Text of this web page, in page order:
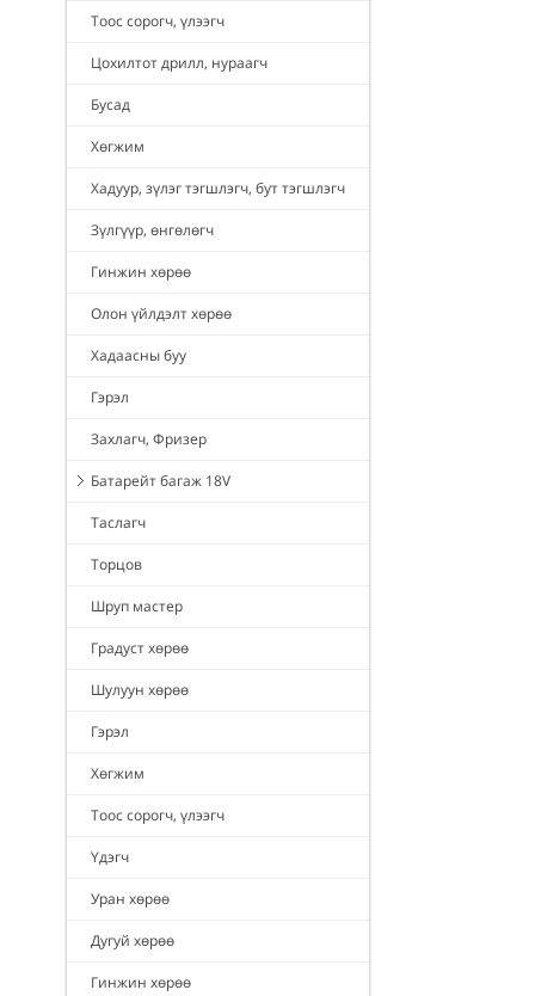
Тоос сорогч, үлээгч
Цохилтот дрилл, нураагч
Бусад
Хөгжим
Хадуур, зүлэг тэгшлэгч, бут тэгшлэгч
Зүлгүүр, өнгөлөгч
Гинжин хөрөө
Олон үйлдэлт хөрөө
Хадаасны буу
Гэрэл
Захлагч, Фризер
Батарейт багаж 18V
Таслагч
Торцов
Шруп мастер
Градуст хөрөө
Шулуун хөрөө
Гэрэл
Хөгжим
Тоос сорогч, үлээгч
Үдэгч
Уран хөрөө
Дугуй хөрөө
Гинжин хөрөө